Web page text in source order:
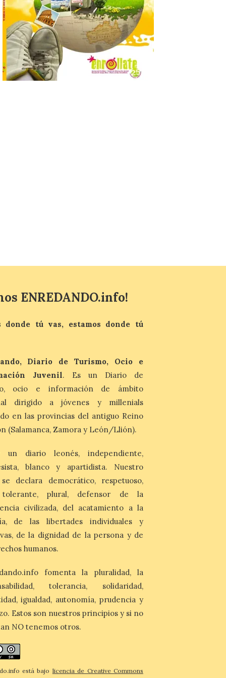
7 Ago 2026
Se trata de un visor web
que permite conocer la
posición exacta del Sol y
así localizar el lugar ideal
para observar el eclipse
solar del 12 de agosto de 2026 sin
obstáculos. El visor es una herramienta a
la […]
total del 12 de agosto.
7 Ago 2026
económica (116€/noche),
Zamora, Palencia y Álava son las
provincias con menos margen: apenas un
1% de los alojamientos siguen libres para
esas […]
El eclipse genera un boom
de reservas hoteleras y
precios desorbitados,
según SiteMinder
7 Ago 2026
Asturias lidera el impacto
del fenómeno, con el
mayor aumento en
reservas, precios y
auge de la demanda redefine la
planificación: reservas más anticipadas y
estancias más breves en torno al evento.
Madrid, 7 agosto de […]
ENREDANDO.info!
donde tú vas, estamos donde tú
Diario de Turismo, Ocio e
Juvenil. Es un Diario de
ocio e información de ámbito
dirigido a jóvenes y millenials
en las provincias del antiguo Reino
(Salamanca, Zamora y León/Llión).
un diario leonés, independiente,
blanco y apartidista. Nuestro
declara democrático, respetuoso,
tolerante, plural, defensor de la
civilizada, del acatamiento a la
de las libertades individuales y
de la dignidad de la persona y de
humanos.
fomenta la pluralidad, la
tolerancia, solidaridad,
igualdad, autonomía, prudencia y
Estos son nuestros principios y si no
NO tenemos otros.
está bajo licencia de Creative Commons